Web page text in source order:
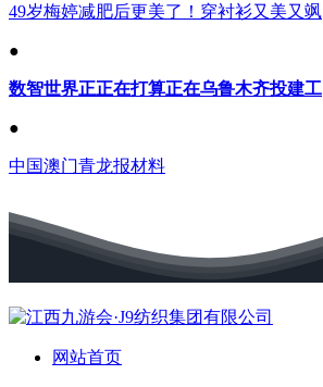
49岁梅婷减肥后更美了！穿衬衫又美又飒
●
数智世界正正在打算正在乌鲁木齐投建工
●
中国澳门青龙报材料
网站首页